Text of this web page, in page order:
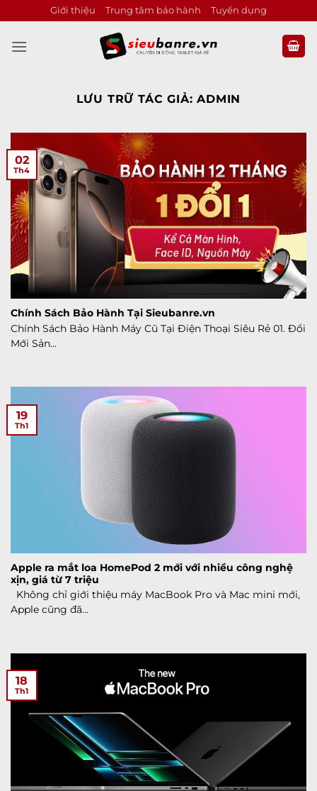
qua
nội
Giới thiệu Trung tâm bảo hành Tuyển dụng
LƯU TRỮ TÁC GIẢ:ADMIN
Chính Sách Bảo Hành Tại Sieubanre.vn
Chính Sách Bảo Hành Máy Cũ Tại Điện Thoại Siêu Rẻ 01. Đổi
Mới Sản...
02
Th4
Apple ra mắt loa HomePod 2 mới với nhiều công nghệ
xịn, giá từ 7 triệu
Không chỉ giới thiệu máy MacBook Pro và Mac mini mới,
Apple cũng đã...
19
Th1
18
Th1